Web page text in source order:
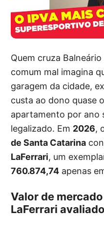
Quem cruza
comum mal imagina
garagem da cidade,
custa ao dono quase
apartamento por ano
legalizado. Em 2026,
de Santa Catarina
LaFerrari, um
760.874,74 apenas
Valor de
LaFerrari